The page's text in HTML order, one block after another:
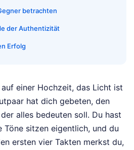
betrachten
der Authentizität
Erfolg
einer Hochzeit, das Licht ist
hat dich gebeten, den
alles bedeuten soll. Du hast
Töne sitzen eigentlich, und du
ersten vier Takten merkst du,